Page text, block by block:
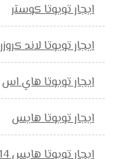
ايجار تويوتا كوستر
ايجار تويوتا لاند كروزر
ايجار تويوتا هاي اس
ايجار تويوتا هايس
ايجار تويوتا هايس 14راكب